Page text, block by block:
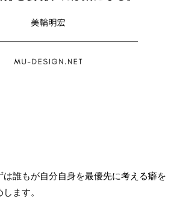
は誰もが自分自身を最優先に考える癖を
ます。